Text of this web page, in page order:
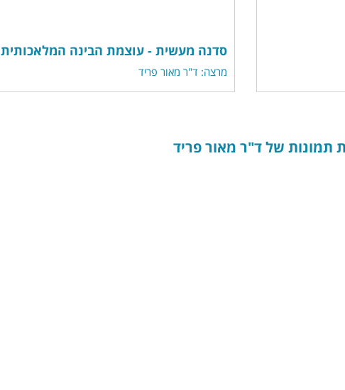
סדנה מעשית - עוצמת הבינה המלאכותית
מרצה: ד"ר מאור פריד
תמונות של ד"ר מאור פריד